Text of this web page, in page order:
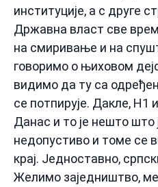
институције, а с друге
Државна власт све
на смиривање и на
говоримо о њиховом
видимо да ту са
се потпирује. Дакле, Н1
Данас и то је нешто што
недопустиво и томе се
крај. Једноставно,
Желимо заједништво,